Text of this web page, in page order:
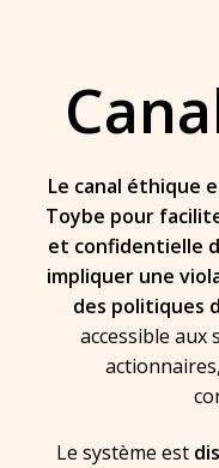
Le canal éthique
Toybe pour
et confidentielle
impliquer une
des politiques
accessible aux
Le système est